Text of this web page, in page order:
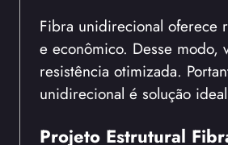
Fibra unidirecional oferece
e econômico. Desse modo,
resistência otimizada.
unidirecional é solução
Projeto Estrutural